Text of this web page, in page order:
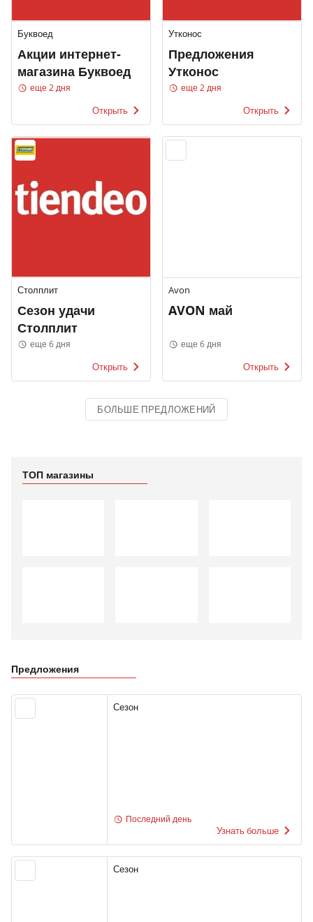
Буквоед
Акции интернет-
магазина Буквоед
еще 2 дня
Открыть
Утконос
Предложения
Утконос
еще 2 дня
Открыть
Столплит
Сезон удачи
Столплит
еще 6 дня
Открыть
Avon
AVON май
еще 6 дня
Открыть
БОЛЬШЕ ПРЕДЛОЖЕНИЙ
ТОП магазины
Предложения
Сезон
Последний день
Узнать больше
Сезон